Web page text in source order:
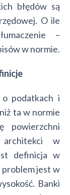
błędów są
O ile
–
w normie.
podatkach i
ta w normie
powierzchni
architekci w
definicja w
jest w
Banki